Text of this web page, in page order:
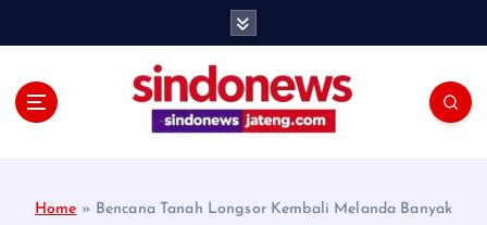
Home » Bencana Tanah Longsor Kembali Melanda Banyak